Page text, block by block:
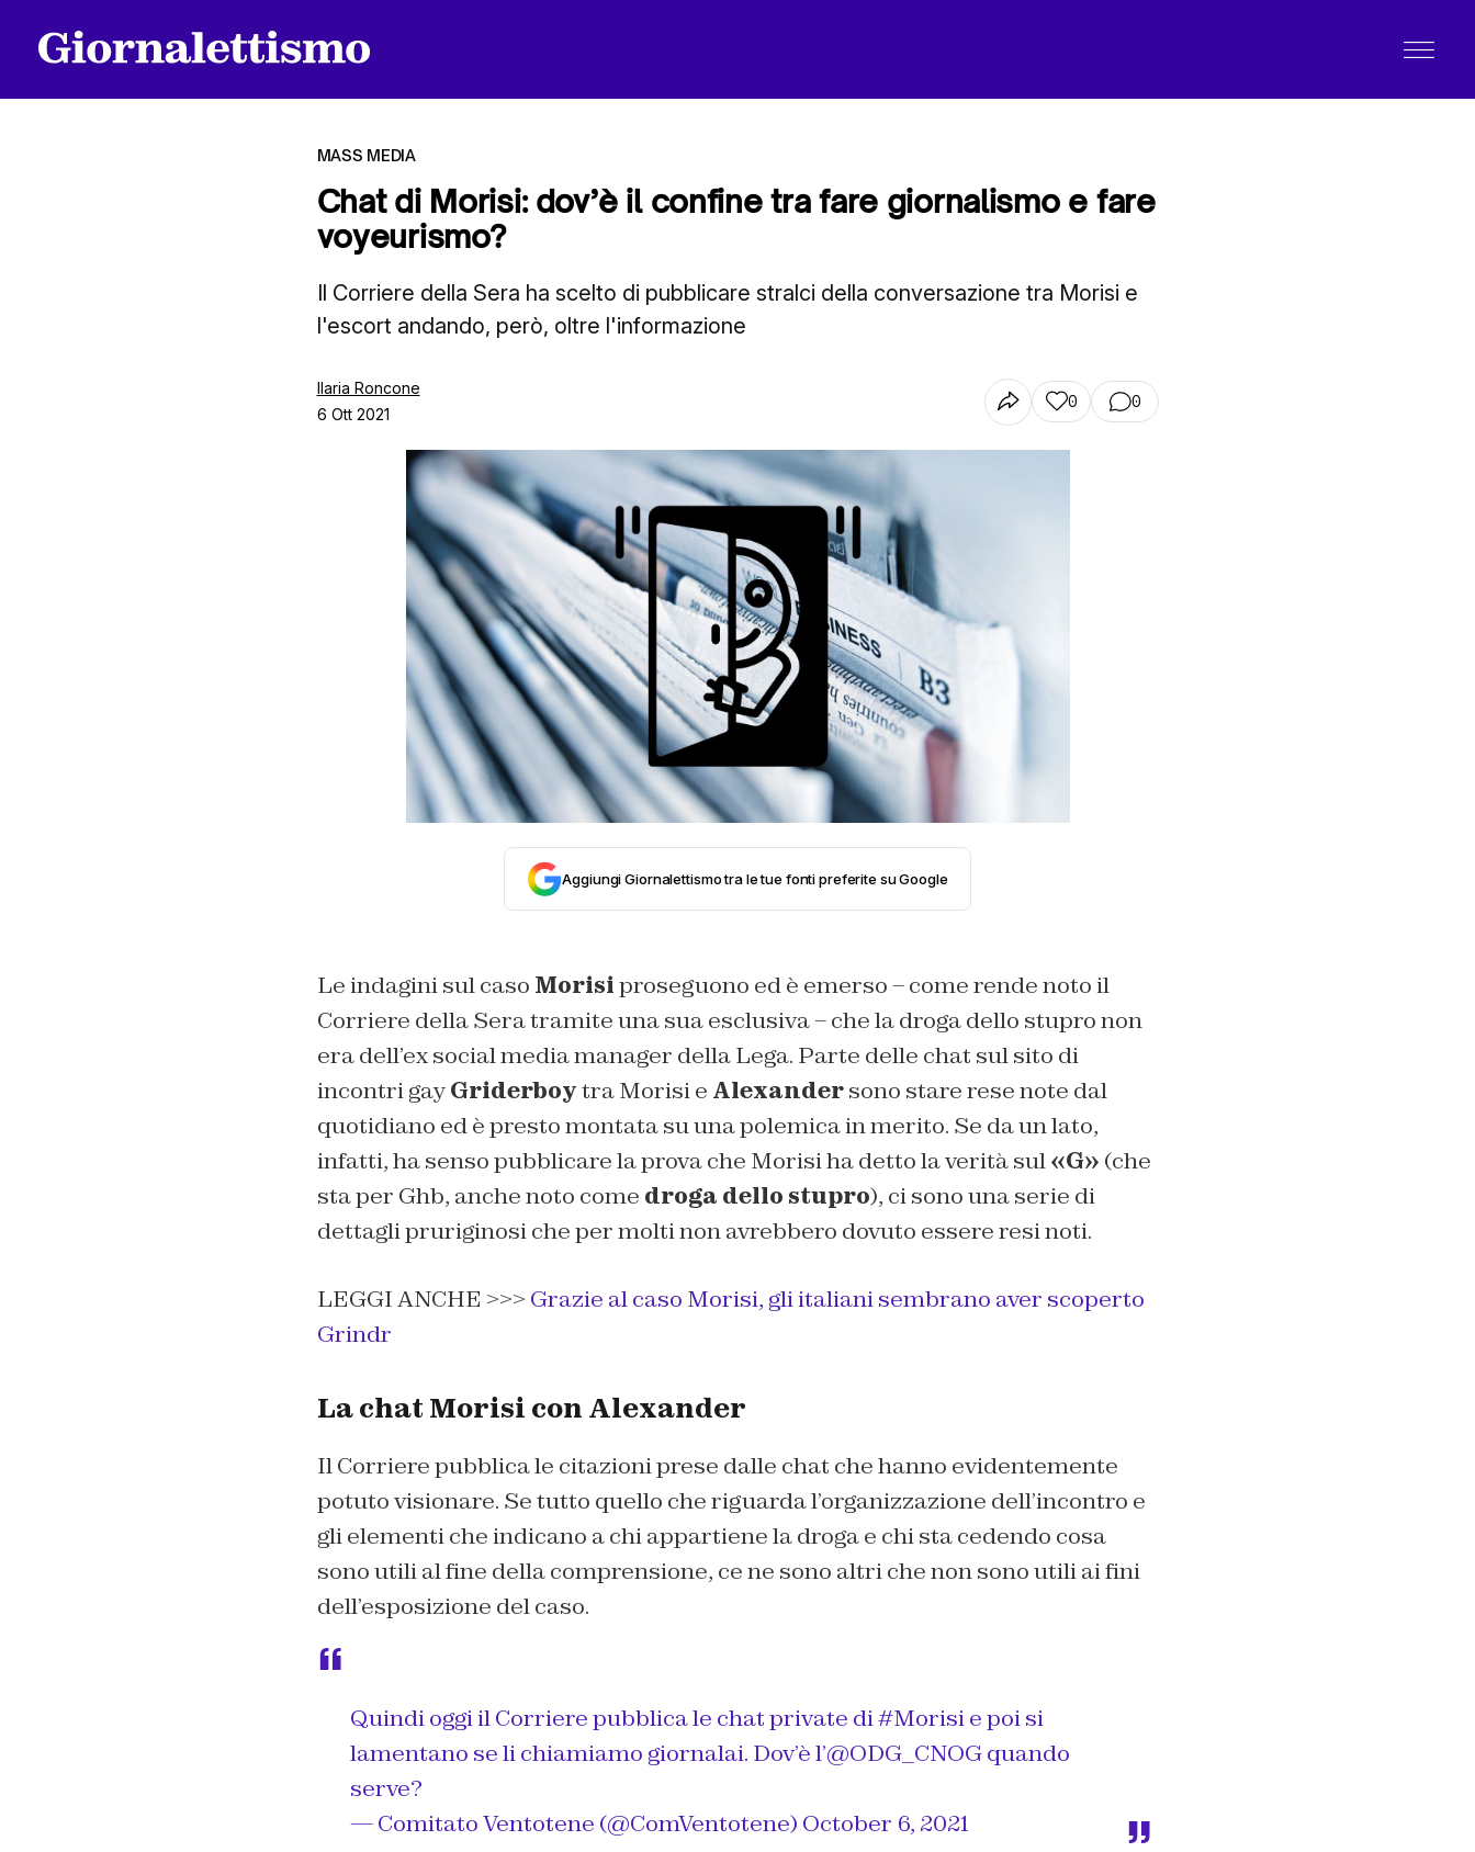
MASS MEDIA
Chat di Morisi: dov’è il confine tra fare giornalismo e fare
voyeurismo?
Il Corriere della Sera ha scelto di pubblicare stralci della conversazione tra Morisi e
l'escort andando, però, oltre l'informazione
Ilaria Roncone
6 Ott 2021
0 0
Aggiungi Giornalettismo tra le tue fonti preferite su Google
Le indagini sul caso Morisiproseguono ed è emerso – come rende noto il
Corriere della Sera tramite una sua esclusiva – che la droga dello stupro non
era dell’ex social media manager della Lega. Parte delle chat sul sito di
incontri gayGriderboytra Morisi e Alexandersono stare rese note dal
quotidiano ed è presto montata su una polemica in merito. Se da un lato,
infatti, ha senso pubblicare la prova che Morisi ha detto la verità sul«G» (che
sta per Ghb, anche noto come droga dello stupro), ci sono una serie di
dettagli pruriginosi che per molti non avrebbero dovuto essere resi noti.
LEGGI ANCHE >>> Grazie al caso Morisi, gli italiani sembrano aver scoperto
Grindr
La chat Morisi con Alexander
Il Corriere pubblica le citazioni prese dalle chat che hanno evidentemente
potuto visionare. Se tutto quello che riguarda l’organizzazione dell’incontro e
gli elementi che indicano a chi appartiene la droga e chi sta cedendo cosa
sono utili al fine della comprensione, ce ne sono altri che non sono utili ai fini
dell’esposizione del caso.
Quindi oggi il Corriere pubblica le chat private di#Morisie poi si
lamentano se li chiamiamo giornalai. Dov’è l’@ODG_CNOGquando
serve?
— Comitato Ventotene (@ComVentotene) October 6, 2021